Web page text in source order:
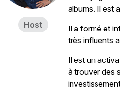
Host
albums. Il est
Il a formé et
très influents
Il est un
à trouver des